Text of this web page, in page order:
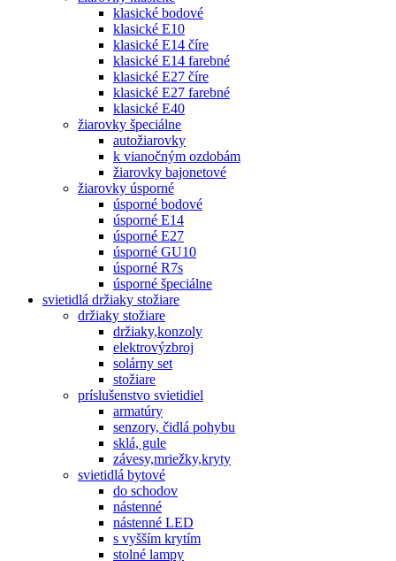
klasické bodové
klasické E10
klasické E14 číre
klasické E14 farebné
klasické E27 číre
klasické E27 farebné
klasické E40
žiarovky špeciálne
autožiarovky
k vianočným ozdobám
žiarovky bajonetové
žiarovky úsporné
úsporné bodové
úsporné E14
úsporné E27
úsporné GU10
úsporné R7s
úsporné špeciálne
svietidlá držiaky stožiare
držiaky stožiare
držiaky,konzoly
elektrovýzbroj
solárny set
stožiare
príslušenstvo svietidiel
armatúry
senzory, čidlá pohybu
sklá, gule
závesy,mriežky,kryty
svietidlá bytové
do schodov
nástenné
nástenné LED
s vyšším krytím
stolné lampy